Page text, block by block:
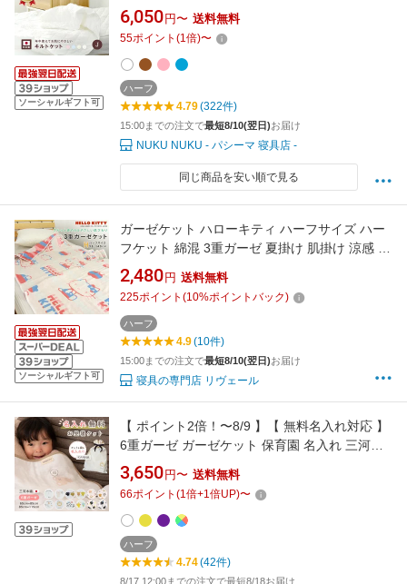
ソーシャルギフト可
綿 洗える 肌ふとん 夏掛け布団 オールシーズン
龍宮正規品 肌布団 日本製 寝具 喘息 安心 ガー
ゼ コットン 子供 パシーマ ZIP #5806 PS 母の
日
6,050 円〜 送料無料
55ポイント (1倍)〜
ハーフ
4.79(322件)
15:00までの注文で最短8/10(翌日)お届け
NUKU NUKU - パシーマ 寝具店 -
同じ商品を安い順で見る
ソーシャルギフト可
ガーゼケット ハローキティ ハーフサイズ ハー
フケット 綿混 3重ガーゼ 夏掛け 肌掛け 涼感 吸
水 通気性 洗える タオルケット 寝具 布団 肌掛
け布団 掛け布団 カジュアル コットン オールシ
ーズン かわいい サンリオ キティ ギフト 夏用
新生活 キャンプ 95×140cm 送料無料
2,480 円 送料無料
225ポイント (10%ポイントバック)
ハーフ
4.9(10件)
15:00までの注文で最短8/10(翌日)お届け
寝具の専門店 リヴェール
【 ポイント2倍！〜8/9 】【 無料名入れ対応 】
6重ガーゼ ガーゼケット 保育園 名入れ 三河木
綿 日本製 出産祝い お昼寝ケット ベビーケット
85×115cm 65×85cm 綿100% 入園準備 子供用
ベビー 赤ちゃん 敏感肌 大人用 おしゃれ かわい
い 母の日 プレゼント ギフト
3,650 円〜 送料無料
66ポイント (1倍+1倍UP)〜
ハーフ
4.74(42件)
8/17 12:00までの注文で最短8/18お届け